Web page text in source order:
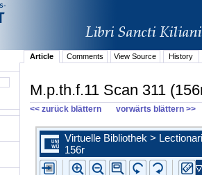
Article Comments View Source History
M.p.th.f.11 Scan 311
<< zurück blättern vorwärts blättern >>